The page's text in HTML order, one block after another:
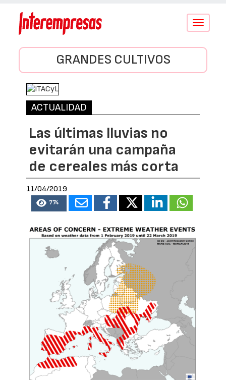
Conmutar
GRANDES CULTIVOS
ACTUALIDAD
Las últimas lluvias no
evitarán una campaña
de cereales más corta
11/04/2019
774